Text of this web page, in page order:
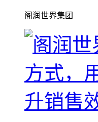
阁润世界集团